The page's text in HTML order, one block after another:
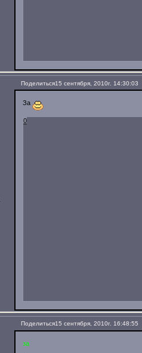
Поделиться15 сентября, 2010г. 14:30:03
За
0
Поделиться15 сентября, 2010г. 16:48:55
за